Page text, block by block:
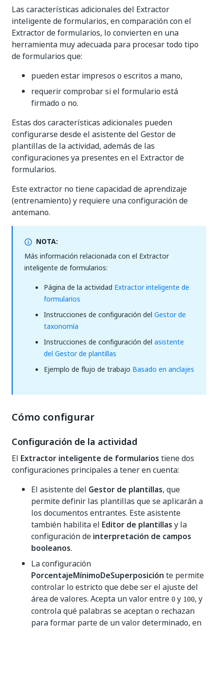
Las características adicionales del Extractor
inteligente de formularios, en comparación con el
Extractor de formularios, lo convierten en una
herramienta muy adecuada para procesar todo tipo
de formularios que:
pueden estar impresos o escritos a mano,
requerir comprobar si el formulario está
firmado o no.
Estas dos características adicionales pueden
configurarse desde el asistente del Gestor de
plantillas de la actividad, además de las
configuraciones ya presentes en el Extractor de
formularios.
Este extractor no tiene capacidad de aprendizaje
(entrenamiento) y requiere una configuración de
antemano.
NOTA:
Más información relacionada con el Extractor
inteligente de formularios:
Página de la actividad Extractor inteligente de
formularios
Instrucciones de configuración del Gestor de
taxonomía
Instrucciones de configuración del asistente
del Gestor de plantillas
Ejemplo de flujo de trabajo Basado en anclajes
Cómo configurar
Configuración de la actividad
El Extractor inteligente de formularios tiene dos
configuraciones principales a tener en cuenta:
El asistente del Gestor de plantillas, que
permite definir las plantillas que se aplicarán a
los documentos entrantes. Este asistente
también habilita el Editor de plantillas y la
configuración de interpretación de campos
booleanos.
La configuración
PorcentajeMínimoDeSuperposición te permite
controlar lo estricto que debe ser el ajuste del
área de valores. Acepta un valor entre 0 y 100, y
controla qué palabras se aceptan o rechazan
para formar parte de un valor determinado, en